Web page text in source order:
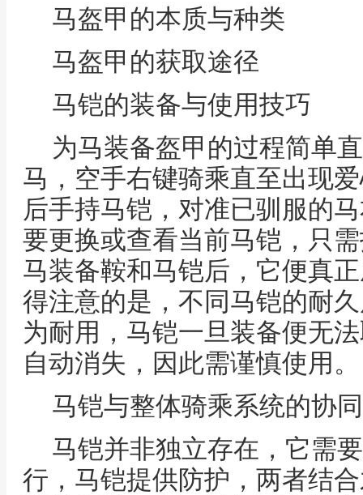
马盔甲的本质与种类
马盔甲的获取途径
马铠的装备与使用技巧
为马装备盔甲的过程简单
马，空手右键骑乘直至出现
后手持马铠，对准已驯服的
要更换或查看当前马铠，只
马装备鞍和马铠后，它便真
得注意的是，不同马铠的耐
为耐用，马铠一旦装备便无
自动消失，因此需谨慎使用。
马铠与整体骑乘系统的协同
马铠并非独立存在，它需
行，马铠提供防护，两者结